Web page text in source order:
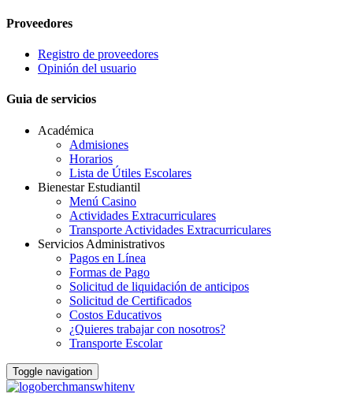
Proveedores
Registro de proveedores
Opinión del usuario
Guia de servicios
Académica
Admisiones
Horarios
Lista de Útiles Escolares
Bienestar Estudiantil
Menú Casino
Actividades Extracurriculares
Transporte Actividades Extracurriculares
Servicios Administrativos
Pagos en Línea
Formas de Pago
Solicitud de liquidación de anticipos
Solicitud de Certificados
Costos Educativos
¿Quieres trabajar con nosotros?
Transporte Escolar
Toggle navigation